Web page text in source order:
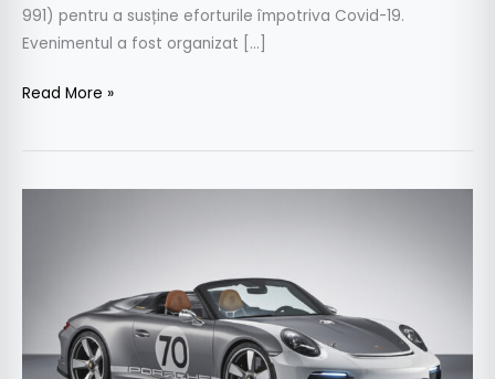
991) pentru a susține eforturile împotriva Covid-19.
Evenimentul a fost organizat […]
Read More »
exemplar
din